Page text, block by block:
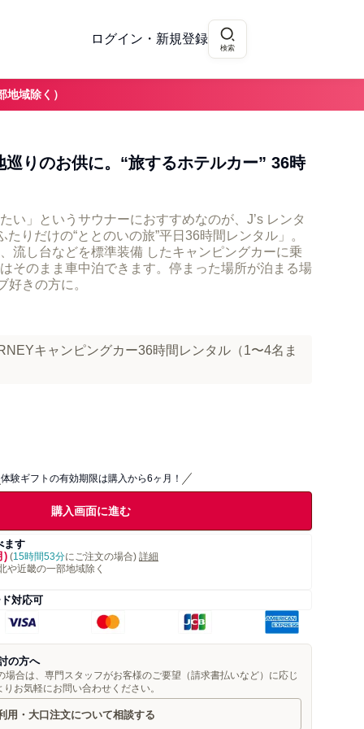
ログイン・新規登録
検索
域除く）
りのお供に。“旅するホテルカー” 36時
い」というサウナーにおすすめなのが、J’s レンタ
りだけの“ととのいの旅”平日36時間レンタル」。
流し台などを標準装備 したキャンピングカーに乗
そのまま車中泊できます。停まった場所が泊まる場
好きの方に。
キャンピングカー36時間レンタル（1〜4名ま
体験ギフトの有効期限は購入から6ヶ月！
購入画面に進む
ます
) (15時間53分にご注文の場合) 詳細
近畿の一部地域除く
対応可
の方へ
合は、専門スタッフがお客様のご要望（請求書払いなど）に応じ
お気軽にお問い合わせください。
用・大口注文について相談する